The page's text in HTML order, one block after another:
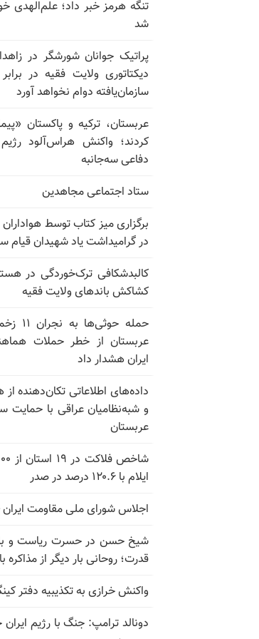
تنگه هرمز خبر داد؛ علم‌الهدی
شد
پراتیک جوانان شورشگر در
دیکتاتوری ولایت فقیه در
سازمان‌یافته دوام نخواهد آورد
عربستان، ترکیه و پاکستان
کردند؛ واکنش هراس‌آلود
دفاعی سه‌جانبه
ستاد اجتماعی مجاهدین
برگزاری میز کتاب توسط
در گرامیداشت یاد شهیدان قیام
کالبدشکافی ترک‌خوردگی در
کشاکش باندهای ولایت فقیه
حمله
عربستان از خطر حملات
ایران هشدار داد
داده‌های اطلاعاتی تکان‌دهنده
و شبه‌نظامیان عراقی با حمایت
عربستان
ایلام با ۱۲۰.۶ درصد در صدر
اجلاس شورای ملی مقاومت
شیخ حسن در حسرت ریاست و
قدرت؛ روحانی بار دیگر از مذاکره
واکنش خرازی به تکذیبیه دفتر
دونالد ترامپ: جنگ با رژیم ایران